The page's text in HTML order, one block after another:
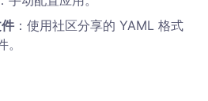
：使用社区分享的 YAML 格式